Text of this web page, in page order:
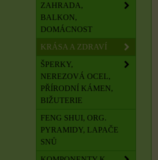
ZAHRADA,
BALKON,
DOMÁCNOST
KRÁSA A ZDRAVÍ
ŠPERKY,
NEREZOVÁ OCEL,
PŘÍRODNÍ KÁMEN,
BIŽUTERIE
FENG SHUI, ORG.
PYRAMIDY, LAPAČE
SNŮ